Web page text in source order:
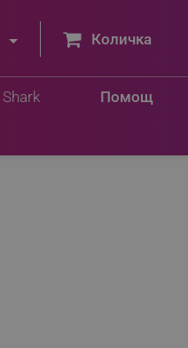
 Количка
Помощ
Shark